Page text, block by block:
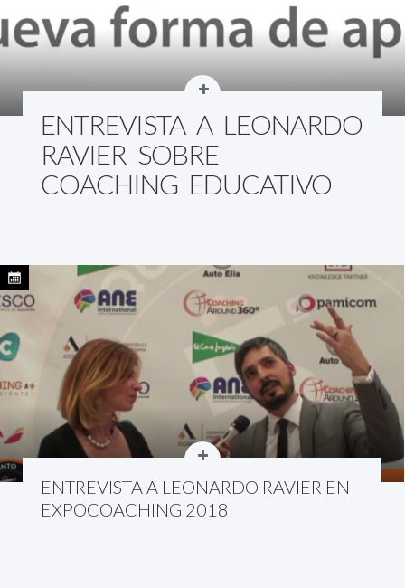
ENTREVISTA A LEONARDO
RAVIER SOBRE
COACHING EDUCATIVO
ENTREVISTA A LEONARDO RAVIER EN
EXPOCOACHING 2018